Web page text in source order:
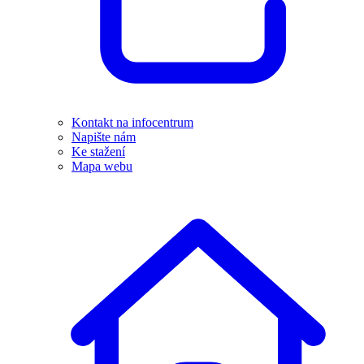
Kontakt na infocentrum
Napište nám
Ke stažení
Mapa webu